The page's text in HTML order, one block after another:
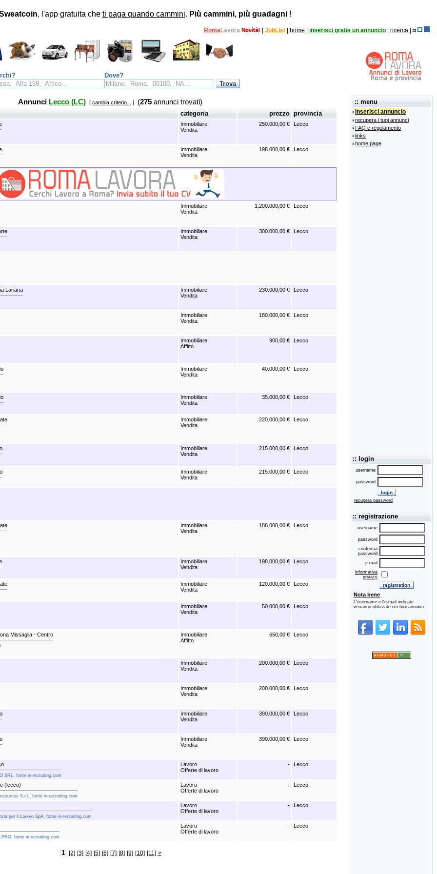
, l'app gratuita che ti paga quando cammini. Più cammini, più guadagni!
RomaLavora JobList home inserisci gratis un annuncio ricerca
Dove?
Annunci Lecco (LC) [ cambia criterio... ] (275 annunci trovati)
categoria prezzo provincia
Immobiliare
Vendita
250.000,00 € Lecco
Immobiliare
Vendita
198.000,00 € Lecco
Immobiliare
Vendita
1.200.000,00 € Lecco
Immobiliare
Vendita
300.000,00 € Lecco
Lariana
Immobiliare
Vendita
230.000,00 € Lecco
Immobiliare
Vendita
180.000,00 € Lecco
Immobiliare
Affitto
900,00 € Lecco
Immobiliare
Vendita
40.000,00 € Lecco
Immobiliare
Vendita
35.000,00 € Lecco
Immobiliare
Vendita
220.000,00 € Lecco
Immobiliare
Vendita
215.000,00 € Lecco
Immobiliare
Vendita
215.000,00 € Lecco
Immobiliare
Vendita
188.000,00 € Lecco
Immobiliare
Vendita
198.000,00 € Lecco
Immobiliare
Vendita
120.000,00 € Lecco
Immobiliare
Vendita
50.000,00 € Lecco
Missaglia - Centro
Immobiliare
Affitto
650,00 € Lecco
Immobiliare
Vendita
200.000,00 € Lecco
Immobiliare
Vendita
200.000,00 € Lecco
Immobiliare
Vendita
390.000,00 € Lecco
Immobiliare
Vendita
390.000,00 € Lecco
SRL, fonte in-recruiting.com
Lavoro
Offerte di lavoro
- Lecco
(lecco)
S.r.l., fonte in-recruiting.com
Lavoro
Offerte di lavoro
- Lecco
per il Lavoro SpA, fonte in-recruiting.com
Lavoro
Offerte di lavoro
- Lecco
fonte in-recruiting.com
Lavoro
Offerte di lavoro
- Lecco
1 [2] [3] [4] [5] [6] [7] [8] [9] [10] [11] >
:: menu
inserisci annuncio
recupera i tuoi annunci
FAQ e regolamento
links
home page
:: login
username
password
recupera password
:: registrazione
username
password
conferma
password
e-mail
informativa
privacy
Nota bene
L'username e l'e-mail indicate
verranno utilizzate nei tuoi annunci.